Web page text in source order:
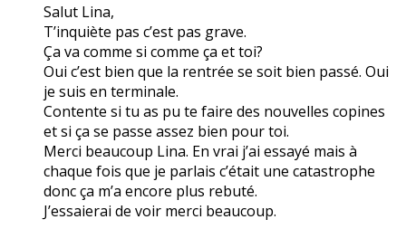
Salut Lina,
T’inquiète pas c’est pas grave.
Ça va comme si comme ça et toi?
Oui c’est bien que la rentrée se soit bien passé. Oui
je suis en terminale.
Contente si tu as pu te faire des nouvelles copines
et si ça se passe assez bien pour toi.
Merci beaucoup Lina. En vrai j’ai essayé mais à
chaque fois que je parlais c’était une catastrophe
donc ça m’a encore plus rebuté.
J’essaierai de voir merci beaucoup.